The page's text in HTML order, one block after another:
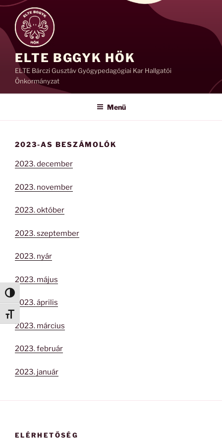
Nagy kontraszt váltása
Betűméret váltása
Tartalomhoz
ELTE BGGYK HÖK
ELTE Bárczi Gusztáv Gyógypedagógiai Kar Hallgatói
Önkormányzat
Menü
2023-AS BESZÁMOLÓK
2023. december
2023. november
2023. október
2023. szeptember
2023. nyár
2023. május
2023. április
2023. március
2023. február
2023. január
ELÉRHETŐSÉG